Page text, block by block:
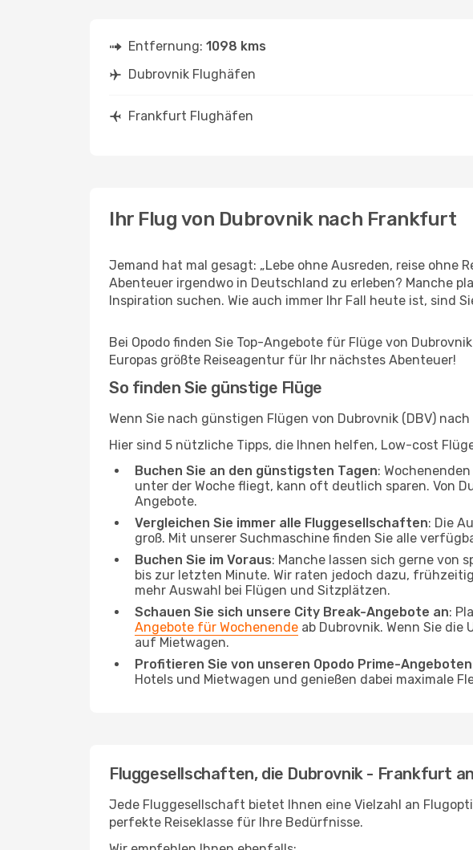
Entfernung: 1098 kms
Dubrovnik Flughäfen
Frankfurt Flughäfen
Ihr Flug von Dubrovnik nach Frankfurt
Jemand hat mal gesagt: „Lebe ohne Ausreden, reise ohne
Abenteuer irgendwo in Deutschland zu erleben? Manche
Inspiration suchen. Wie auch immer Ihr Fall heute ist, sind
Bei Opodo finden Sie Top-Angebote für Flüge von
Europas größte Reiseagentur für Ihr nächstes Abenteuer!
So finden Sie günstige Flüge
Wenn Sie nach günstigen Flügen von Dubrovnik (DBV)
Hier sind 5 nützliche Tipps, die Ihnen helfen, Low-cost
Buchen Sie an den günstigsten Tagen:
unter der Woche fliegt, kann oft deutlich sparen. Von
Angebote.
Vergleichen Sie immer alle Fluggesellschaften: Die
groß. Mit unserer Suchmaschine finden Sie alle
Buchen Sie im Voraus: Manche lassen sich gerne von
bis zur letzten Minute. Wir raten jedoch dazu,
mehr Auswahl bei Flügen und Sitzplätzen.
Schauen Sie sich unsere City Break-Angebote an:
Angebote für Wochenende ab Dubrovnik. Wenn Sie
auf Mietwagen.
Profitieren Sie von unseren Opodo Prime-Angeboten
Hotels und Mietwagen und genießen dabei maximale
Fluggesellschaften, die Dubrovnik - Frankfurt
Jede Fluggesellschaft bietet Ihnen eine Vielzahl an
perfekte Reiseklasse für Ihre Bedürfnisse.